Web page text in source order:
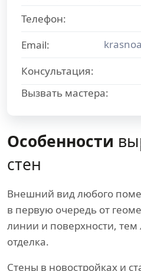
Особенности
стен
Внешний вид любого
в первую очередь от
линии и поверхности, тем
отделка.
Стены в новостройках и
Телефон:
Email:
Консультация:
Вызвать мастера: